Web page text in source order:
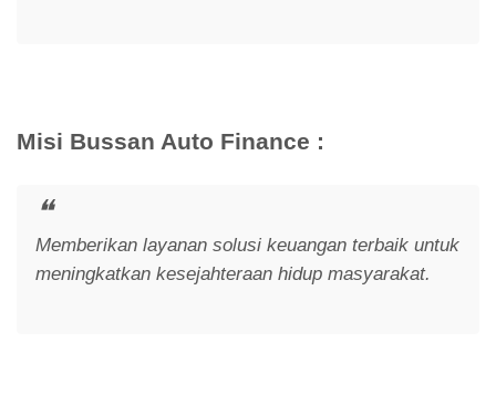
Misi Bussan Auto Finance :
Memberikan layanan solusi keuangan terbaik untuk
meningkatkan kesejahteraan hidup masyarakat.